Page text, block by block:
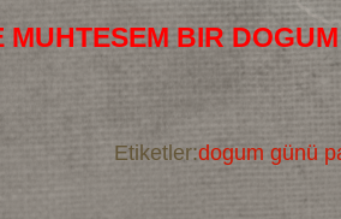
MUHTESEM BIR
Etiketler:dogum günü